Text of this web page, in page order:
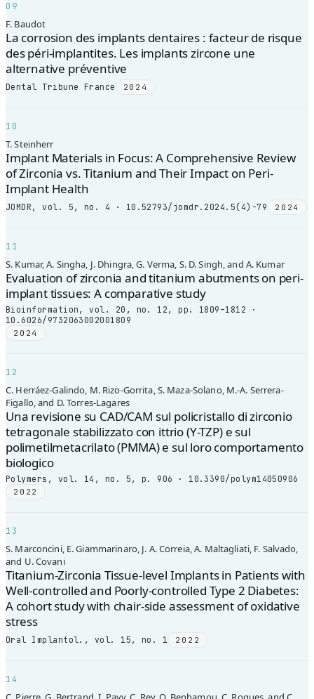
09
F. Baudot
La corrosion des implants dentaires : facteur de risque
des péri-implantites. Les implants zircone une
alternative préventive
Dental Tribune France 2024
10
T. Steinherr
Implant Materials in Focus: A Comprehensive Review
of Zirconia vs. Titanium and Their Impact on Peri-
Implant Health
JOMDR, vol. 5, no. 4 · 10.52793/jomdr.2024.5(4)-79 2024
11
S. Kumar, A. Singha, J. Dhingra, G. Verma, S. D. Singh, and A. Kumar
Evaluation of zirconia and titanium abutments on peri-
implant tissues: A comparative study
Bioinformation, vol. 20, no. 12, pp. 1809–1812 ·
10.6026/9732063002001809
2024
12
C. Herráez-Galindo, M. Rizo-Gorrita, S. Maza-Solano, M.-A. Serrera-
Figallo, and D. Torres-Lagares
Una revisione su CAD/CAM sul policristallo di zirconio
tetragonale stabilizzato con ittrio (Y-TZP) e sul
polimetilmetacrilato (PMMA) e sul loro comportamento
biologico
Polymers, vol. 14, no. 5, p. 906 · 10.3390/polym14050906
2022
13
S. Marconcini, E. Giammarinaro, J. A. Correia, A. Maltagliati, F. Salvado,
and U. Covani
Titanium-Zirconia Tissue-level Implants in Patients with
Well-controlled and Poorly-controlled Type 2 Diabetes:
A cohort study with chair-side assessment of oxidative
stress
Oral Implantol., vol. 15, no. 1 2022
14